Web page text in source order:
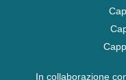
In collaborazione